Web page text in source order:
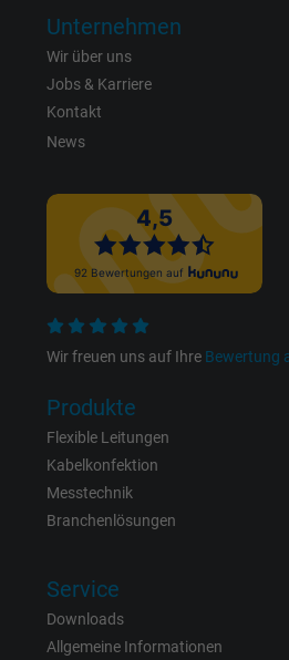
Laufzeit
Zweck
Anbieter Google Ads
Laufzeit Persistent
Zweck Dies ist ein
Name
Anbieter
Laufzeit
Zweck
Unternehmen
Wir über uns
Jobs & Karriere
Kontakt
News
Wir freuen uns auf Ihre Bewertung
Produkte
Flexible Leitungen
Kabelkonfektion
Messtechnik
Branchenlösungen
Service
Downloads
Allgemeine Informationen